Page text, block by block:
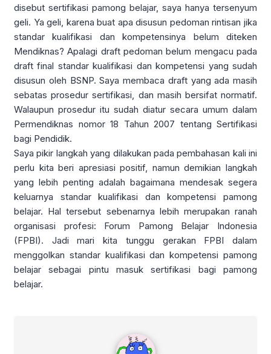
disebut sertifikasi pamong belajar, saya hanya tersenyum
geli. Ya geli, karena buat apa disusun pedoman rintisan jika
standar kualifikasi dan kompetensinya belum diteken
Mendiknas? Apalagi draft pedoman belum mengacu pada
draft final standar kualifikasi dan kompetensi yang sudah
disusun oleh BSNP. Saya membaca draft yang ada masih
sebatas prosedur sertifikasi, dan masih bersifat normatif.
Walaupun prosedur itu sudah diatur secara umum dalam
Permendiknas nomor 18 Tahun 2007 tentang Sertifikasi
bagi Pendidik.
Saya pikir langkah yang dilakukan pada pembahasan kali ini
perlu kita beri apresiasi positif, namun demikian langkah
yang lebih penting adalah bagaimana mendesak segera
keluarnya standar kualifikasi dan kompetensi pamong
belajar. Hal tersebut sebenarnya lebih merupakan ranah
organisasi profesi: Forum Pamong Belajar Indonesia
(FPBI). Jadi mari kita tunggu gerakan FPBI dalam
menggolkan standar kualifikasi dan kompetensi pamong
belajar sebagai pintu masuk sertifikasi bagi pamong
belajar.